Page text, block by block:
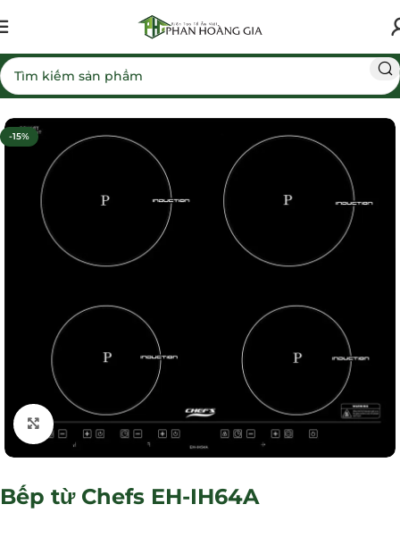
Trang chủ Bếp từ
-15%
Click to enlarge
Bếp từ Chefs EH-IH64A